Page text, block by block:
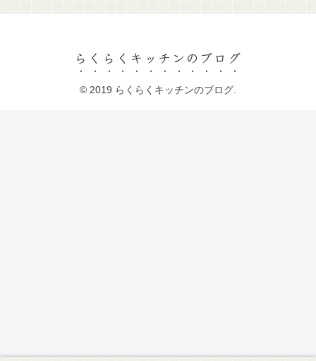
らくらくキッチンのブログ
© 2019 らくらくキッチンのブログ.